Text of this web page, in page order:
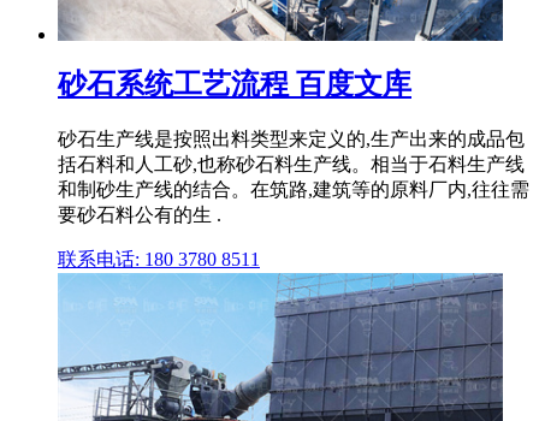
砂石系统工艺流程 百度文库
砂石生产线是按照出料类型来定义的,生产出来的成品包
括石料和人工砂,也称砂石料生产线。相当于石料生产线
和制砂生产线的结合。在筑路,建筑等的原料厂内,往往需
要砂石料公有的生 .
联系电话: 180 3780 8511